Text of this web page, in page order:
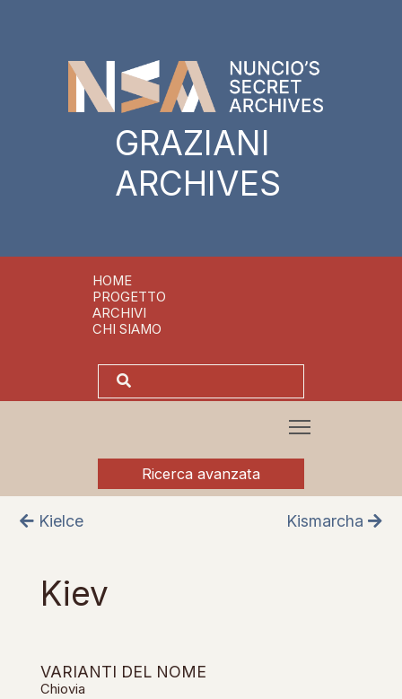
GRAZIANI
ARCHIVES
HOME
PROGETTO
ARCHIVI
CHI SIAMO
Ricerca avanzata
Kielce Kismarcha
Kiev
VARIANTI DEL NOME
Chiovia